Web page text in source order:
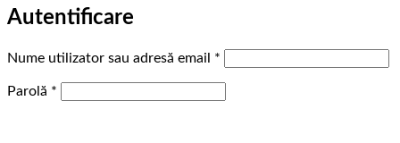
Autentificare
Nume utilizator sau adresă email *
Parolă *